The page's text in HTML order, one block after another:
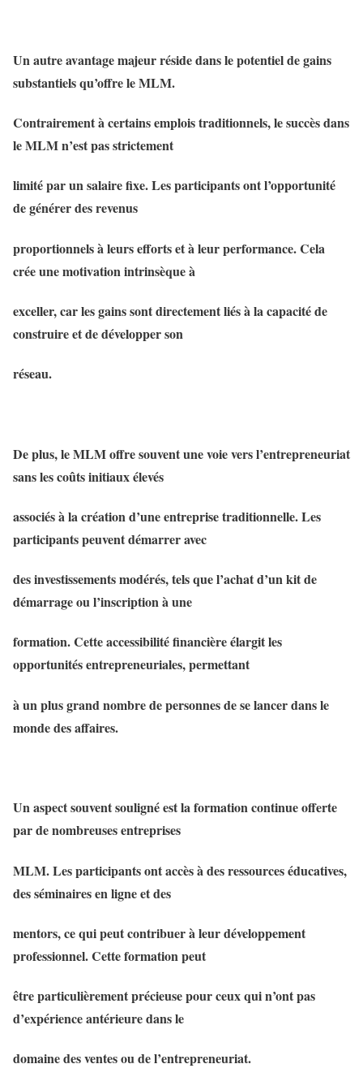
Un autre avantage majeur réside dans le potentiel de gains
substantiels qu’offre le MLM.
Contrairement à certains emplois traditionnels, le succès dans
le MLM n’est pas strictement
limité par un salaire fixe. Les participants ont l’opportunité
de générer des revenus
proportionnels à leurs efforts et à leur performance. Cela
crée une motivation intrinsèque à
exceller, car les gains sont directement liés à la capacité de
construire et de développer son
réseau.
De plus, le MLM offre souvent une voie vers l’entrepreneuriat
sans les coûts initiaux élevés
associés à la création d’une entreprise traditionnelle. Les
participants peuvent démarrer avec
des investissements modérés, tels que l’achat d’un kit de
démarrage ou l’inscription à une
formation. Cette accessibilité financière élargit les
opportunités entrepreneuriales, permettant
à un plus grand nombre de personnes de se lancer dans le
monde des affaires.
Un aspect souvent souligné est la formation continue offerte
par de nombreuses entreprises
MLM. Les participants ont accès à des ressources éducatives,
des séminaires en ligne et des
mentors, ce qui peut contribuer à leur développement
professionnel. Cette formation peut
être particulièrement précieuse pour ceux qui n’ont pas
d’expérience antérieure dans le
domaine des ventes ou de l’entrepreneuriat.